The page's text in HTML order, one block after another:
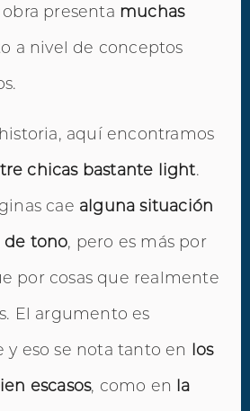
presenta muchas
a nivel de conceptos
aquí encontramos
chicas bastante light.
cae alguna situación
de tono, pero es más por
por cosas que realmente
El argumento es
y eso se nota tanto en los
escasos, como en la